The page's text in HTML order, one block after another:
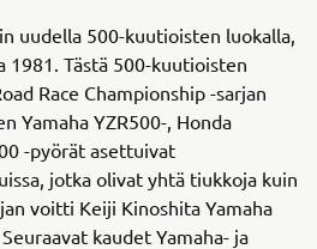
uudella 500-kuutioisten luokalla,
Tästä 500-kuutioisten
Race Championship -sarjan
Yamaha YZR500-, Honda
-pyörät asettuivat
jotka olivat yhtä tiukkoja kuin
voitti Keiji Kinoshita Yamaha
kaudet Yamaha- ja